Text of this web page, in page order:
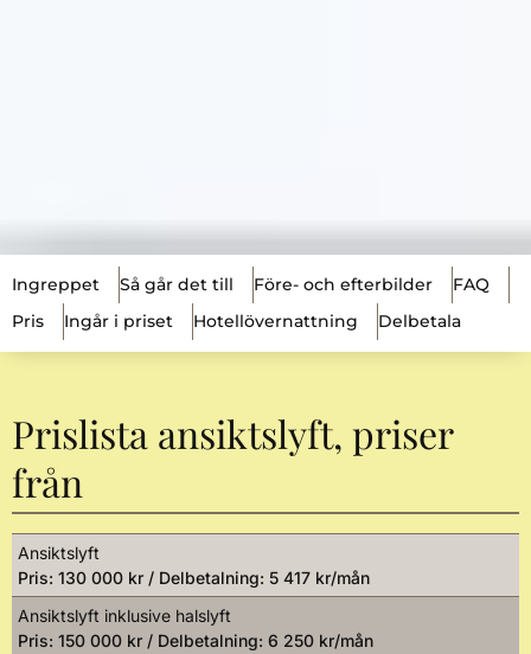
Ingreppet Så går det till Före- och efterbilder
FAQ
Pris
Ingår i priset Hotellövernattning Delbetala
Prislista ansiktslyft, priser
från
Ansiktslyft
Pris: 130 000 kr / Delbetalning: 5 417 kr/mån
Ansiktslyft inklusive halslyft
Pris: 150 000 kr / Delbetalning: 6 250 kr/mån